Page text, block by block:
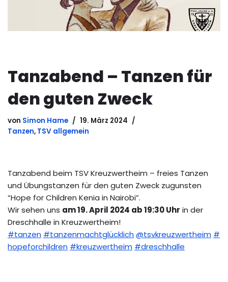
Tanzabend – Tanzen für
den guten Zweck
von Simon Hame
19. März 2024
Tanzen, TSV allgemein
Tanzabend beim TSV Kreuzwertheim – freies Tanzen
und Übungstanzen für den guten Zweck zugunsten
“Hope for Children Kenia in Nairobi”.
Wir sehen uns am 19. April 2024 ab 19:30 Uhr in der
Dreschhalle in Kreuzwertheim!
#tanzen #tanzenmachtglücklich@tsvkreuzwertheim #
hopeforchildren #kreuzwertheim #dreschhalle